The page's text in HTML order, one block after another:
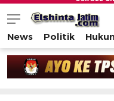
News Politik